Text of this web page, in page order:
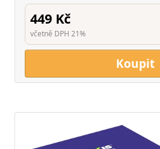
449 Kč
včetně DPH 21%
Koupit